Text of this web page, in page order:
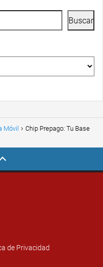
Buscar
Móvil
Chip Prepago: Tu Base
de Privacidad